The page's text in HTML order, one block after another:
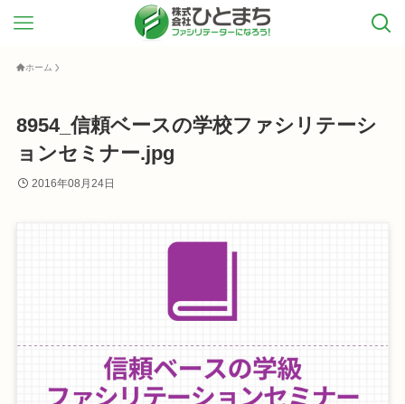
ホーム
8954_信頼ベースの学校ファシリテーシ
ョンセミナー.jpg
2016年08月24日